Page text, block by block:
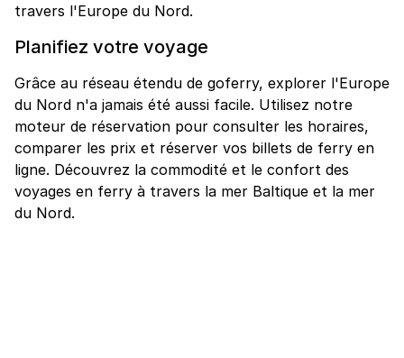
travers l'Europe du Nord.
Planifiez votre voyage
Grâce au réseau étendu de goferry, explorer l'Europe
du Nord n'a jamais été aussi facile. Utilisez notre
moteur de réservation pour consulter les horaires,
comparer les prix et réserver vos billets de ferry en
ligne. Découvrez la commodité et le confort des
voyages en ferry à travers la mer Baltique et la mer
du Nord.